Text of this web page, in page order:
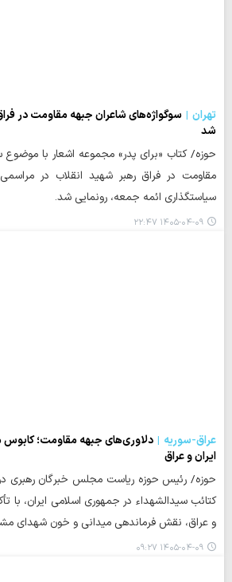
تهران
سوگواژه‌های شاعران جبهه مقاومت در
شد
حوزه/ کتاب «برای پدر» مجموعه اشعار با موضوع
مقاومت در فراق رهبر شهید انقلاب در
سیاستگذاری ائمه جمعه، رونمایی شد.
۱۴۰۵-۰۴-۰۹ ۲۲:۴۷
عراق-سوریه
دلاوری‌های جبهه مقاومت؛
ایران و عراق
حوزه/ رئیس حوزه ریاست مجلس خبرگان رهبری در
کتائب سیدالشهداء در جمهوری اسلامی ایران، با
و عراق، نقش فرماندهی میدانی و خون شهدای
۱۴۰۵-۰۴-۰۹ ۰۹:۲۷